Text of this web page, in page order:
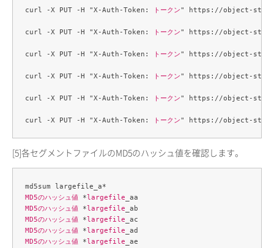
curl -X PUT -H "X-Auth-Token: トークン" https://object-
curl -X PUT -H "X-Auth-Token: トークン" https://object-
curl -X PUT -H "X-Auth-Token: トークン" https://object-
curl -X PUT -H "X-Auth-Token: トークン" https://object-
curl -X PUT -H "X-Auth-Token: トークン" https://object-
curl -X PUT -H "X-Auth-Token: トークン" https://object-
[5]各セグメントファイルのMD5のハッシュ値を確認します。
MD5のハッシュ値 *largefile
MD5のハッシュ値 *largefile
MD5のハッシュ値 *largefile
MD5のハッシュ値 *largefile
MD5のハッシュ値 *largefile